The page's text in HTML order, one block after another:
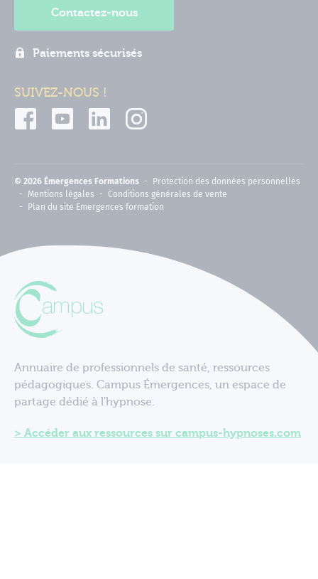
Contactez-nous
Paiements sécurisés
SUIVEZ-NOUS !
© 2026 Émergences Formations
Protection des données personnelles
Mentions légales
Conditions générales de vente
Plan du site Emergences formation
Annuaire de professionnels de santé, ressources
pédagogiques. Campus Émergences, un espace de
partage dédié à l'hypnose.
Accéder aux ressources sur campus-hypnoses.com